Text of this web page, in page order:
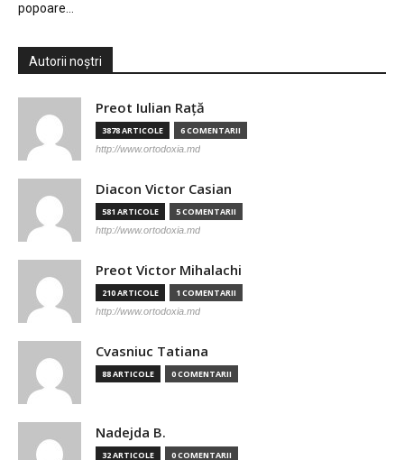
popoare…
Autorii noștri
Preot Iulian Raţă
3878 ARTICOLE 6 COMENTARII
http://www.ortodoxia.md
Diacon Victor Casian
581 ARTICOLE 5 COMENTARII
http://www.ortodoxia.md
Preot Victor Mihalachi
210 ARTICOLE 1 COMENTARII
http://www.ortodoxia.md
Cvasniuc Tatiana
88 ARTICOLE 0 COMENTARII
Nadejda B.
32 ARTICOLE 0 COMENTARII